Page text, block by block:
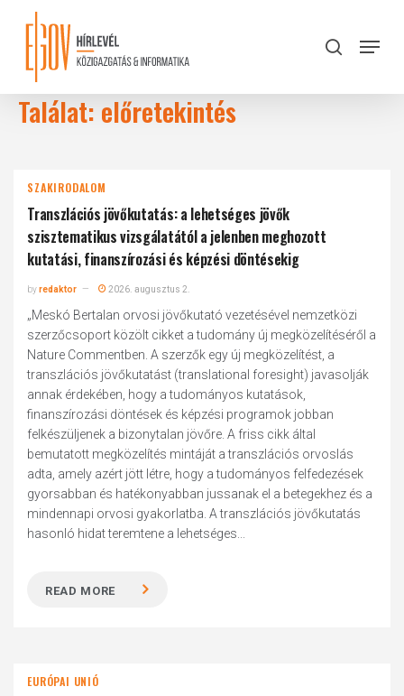
content
search
Menu
Találat: előretekintés
SZAKIRODALOM
Transzlációs jövőkutatás: a lehetséges jövők
szisztematikus vizsgálatától a jelenben meghozott
kutatási, finanszírozási és képzési döntésekig
byredaktor 2026. augusztus 2.
„Meskó Bertalan orvosi jövőkutató vezetésével nemzetközi
szerzőcsoport közölt cikket a tudomány új megközelítéséről a
Nature Commentben. A szerzők egy új megközelítést, a
transzlációs jövőkutatást (translational foresight) javasolják
annak érdekében, hogy a tudományos kutatások,
finanszírozási döntések és képzési programok jobban
felkészüljenek a bizonytalan jövőre. A friss cikk által
bemutatott megközelítés mintáját a transzlációs orvoslás
adta, amely azért jött létre, hogy a tudományos felfedezések
gyorsabban és hatékonyabban jussanak el a betegekhez és a
mindennapi orvosi gyakorlatba. A transzlációs jövőkutatás
hasonló hidat teremtene a lehetséges...
READ MORE
EURÓPAI UNIÓ
Close